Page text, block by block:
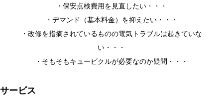
・保安点検費用を見直したい・・・
・デマンド（基本料金）を抑えたい・・・
・改修を指摘されているものの電気トラブルは起きていな
い・・・
・そもそもキュービクルが必要なのか疑問・・・
サービス